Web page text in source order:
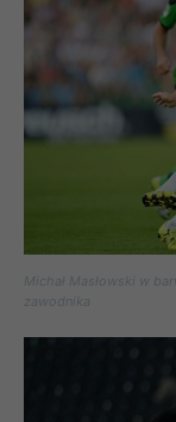
Michał Masłowski w
zawodnika